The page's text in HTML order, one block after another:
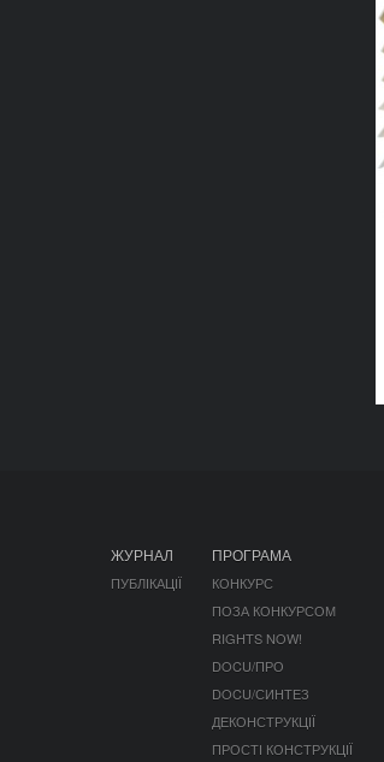
ЖУРНАЛ
ПУБЛІКАЦІЇ
ПРОГРАМА
КОНКУРС
ПОЗА КОНКУРСОМ
RIGHTS NOW!
DOCU/ПРО
DOCU/СИНТЕЗ
ДЕКОНСТРУКЦІЇ
ПРОСТІ КОНСТРУКЦІЇ